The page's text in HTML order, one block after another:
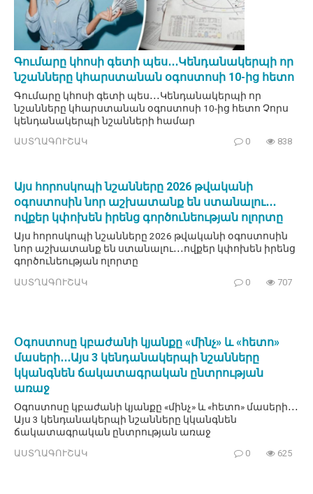
Գումարը կհոսի գետի պես․․․Կենդանակերպի որ
նշանները կհարստանան օգոստոսի 10-ից հետո
Գումարը կհոսի գետի պես․․․Կենդանակերպի որ
նշանները կհարստանան օգոստոսի 10-ից հետո Չորս
կենդանակերպի նշանների համար
ԱՍՏՂԱԳՈՒՇԱԿ 0 838
Այս հորոսկոպի նշանները 2026 թվականի
օգոստոսին նոր աշխատանք են ստանալու․․․
ովքեր կփոխեն իրենց գործունեության ոլորտը
Այս հորոսկոպի նշանները 2026 թվականի օգոստոսին
նոր աշխատանք են ստանալու․․․ովքեր կփոխեն իրենց
գործունեության ոլորտը
ԱՍՏՂԱԳՈՒՇԱԿ 0 707
Օգոստոսը կբաժանի կյանքը «մինչ» և «հետո»
մասերի․․․Այս 3 կենդանակերպի նշանները
կկանգնեն ճակատագրական ընտրության
առաջ
Օգոստոսը կբաժանի կյանքը «մինչ» և «հետո» մասերի․․․
Այս 3 կենդանակերպի նշանները կկանգնեն
ճակատագրական ընտրության առաջ
ԱՍՏՂԱԳՈՒՇԱԿ 0 625